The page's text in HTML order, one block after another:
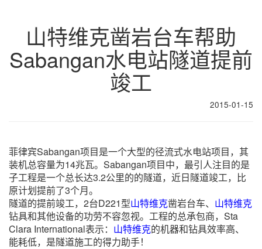
山特维克凿岩台车帮助
Sabangan水电站隧道提前
竣工
2015-01-15
菲律宾Sabangan项目是一个大型的径流式水电站项目，其
装机总容量为14兆瓦。Sabangan项目中，最引人注目的是
子工程是一个总长达3.2公里的的隧道，近日隧道竣工，比
原计划提前了3个月。
隧道的提前竣工，2台D221型山特维克凿岩台车、 山特维克
钻具和其他设备的功劳不容忽视。工程的总承包商，Sta
Clara International表示： 山特维克的机器和钻具效率高、
能耗低，是隧道施工的得力助手！